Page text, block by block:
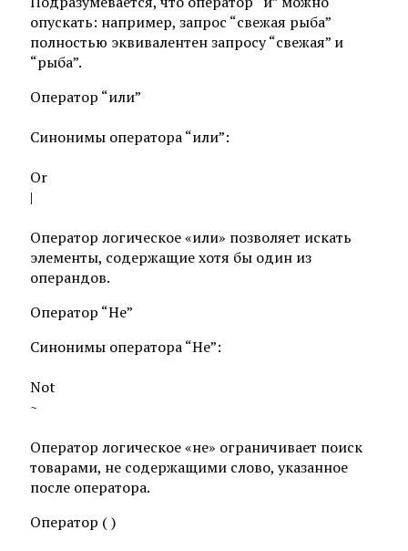
опускать: например, запрос “свежая рыба”
полностью эквивалентен запросу “свежая” и
“рыба”.
Оператор “или”
Синонимы оператора “или”:
Or
|
Оператор логическое «или» позволяет искать
элементы, содержащие хотя бы один из
операндов.
Оператор “Не”
Синонимы оператора “Не”:
Not
~
Оператор логическое «не» ограничивает поиск
товарами, не содержащими слово, указанное
после оператора.
Оператор ( )